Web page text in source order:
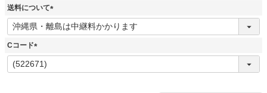
須
送料について
(
必
Cコード
(
必